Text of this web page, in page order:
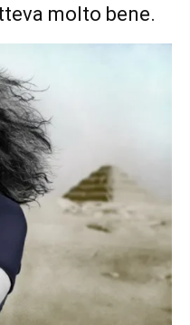
molto bene.